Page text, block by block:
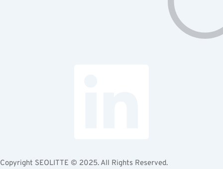
Copyright SEOLITTE © 2025. All Rights Reserved.